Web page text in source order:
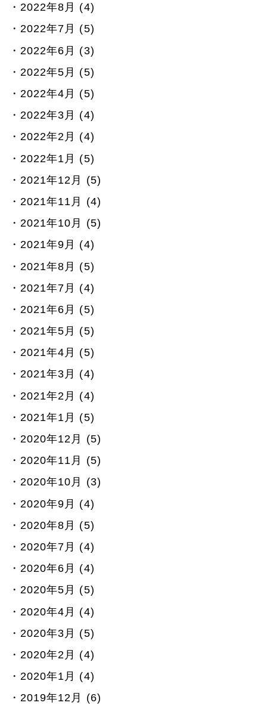
2022年8月 (4)
2022年7月 (5)
2022年6月 (3)
2022年5月 (5)
2022年4月 (5)
2022年3月 (4)
2022年2月 (4)
2022年1月 (5)
2021年12月 (5)
2021年11月 (4)
2021年10月 (5)
2021年9月 (4)
2021年8月 (5)
2021年7月 (4)
2021年6月 (5)
2021年5月 (5)
2021年4月 (5)
2021年3月 (4)
2021年2月 (4)
2021年1月 (5)
2020年12月 (5)
2020年11月 (5)
2020年10月 (3)
2020年9月 (4)
2020年8月 (5)
2020年7月 (4)
2020年6月 (4)
2020年5月 (5)
2020年4月 (4)
2020年3月 (5)
2020年2月 (4)
2020年1月 (4)
2019年12月 (6)